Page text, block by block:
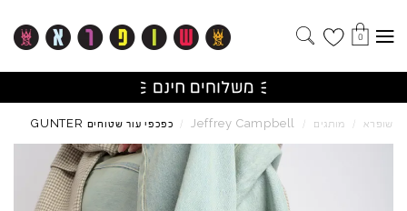
0
שופרא / מותגים /
Jeffrey Campbell
/ כפכפי עור שטוחים GUNTER